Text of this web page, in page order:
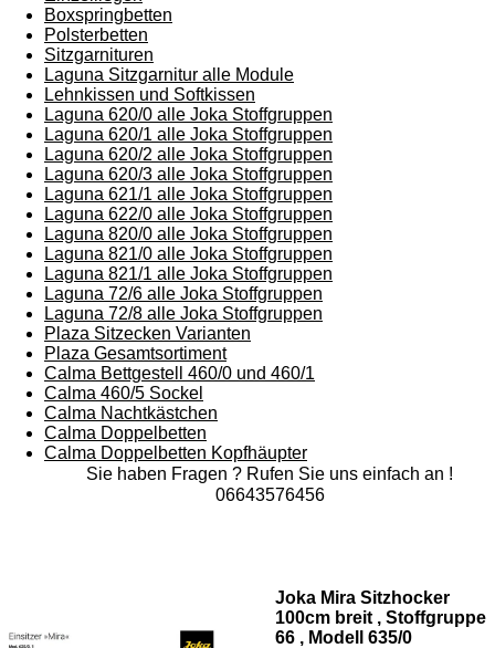
Boxspringbetten
Polsterbetten
Sitzgarnituren
Laguna Sitzgarnitur alle Module
Lehnkissen und Softkissen
Laguna 620/0 alle Joka Stoffgruppen
Laguna 620/1 alle Joka Stoffgruppen
Laguna 620/2 alle Joka Stoffgruppen
Laguna 620/3 alle Joka Stoffgruppen
Laguna 621/1 alle Joka Stoffgruppen
Laguna 622/0 alle Joka Stoffgruppen
Laguna 820/0 alle Joka Stoffgruppen
Laguna 821/0 alle Joka Stoffgruppen
Laguna 821/1 alle Joka Stoffgruppen
Laguna 72/6 alle Joka Stoffgruppen
Laguna 72/8 alle Joka Stoffgruppen
Plaza Sitzecken Varianten
Plaza Gesamtsortiment
Calma Bettgestell 460/0 und 460/1
Calma 460/5 Sockel
Calma Nachtkästchen
Calma Doppelbetten
Calma Doppelbetten Kopfhäupter
Sie haben Fragen ? Rufen Sie uns einfach an !
06643576456
Joka Mira Sitzhocker
100cm breit , Stoffgruppe
66 , Modell 635/0